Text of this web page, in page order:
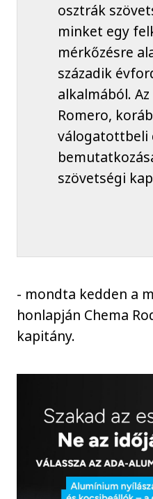
osztrák
minket egy
mérkőzésre
századik
alkalmából.
Romero,
válogatottbeli
szövetségi
- mondta kedden a
honlapján Chema
kapitány.